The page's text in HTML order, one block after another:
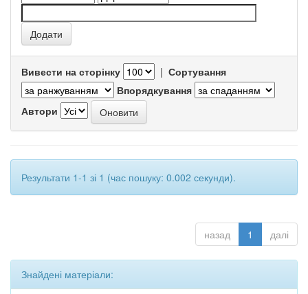
Вивести на сторінку | Сортування
Впорядкування
Автори
Результати 1-1 зі 1 (час пошуку: 0.002 секунди).
назад 1 далі
Знайдені матеріали: